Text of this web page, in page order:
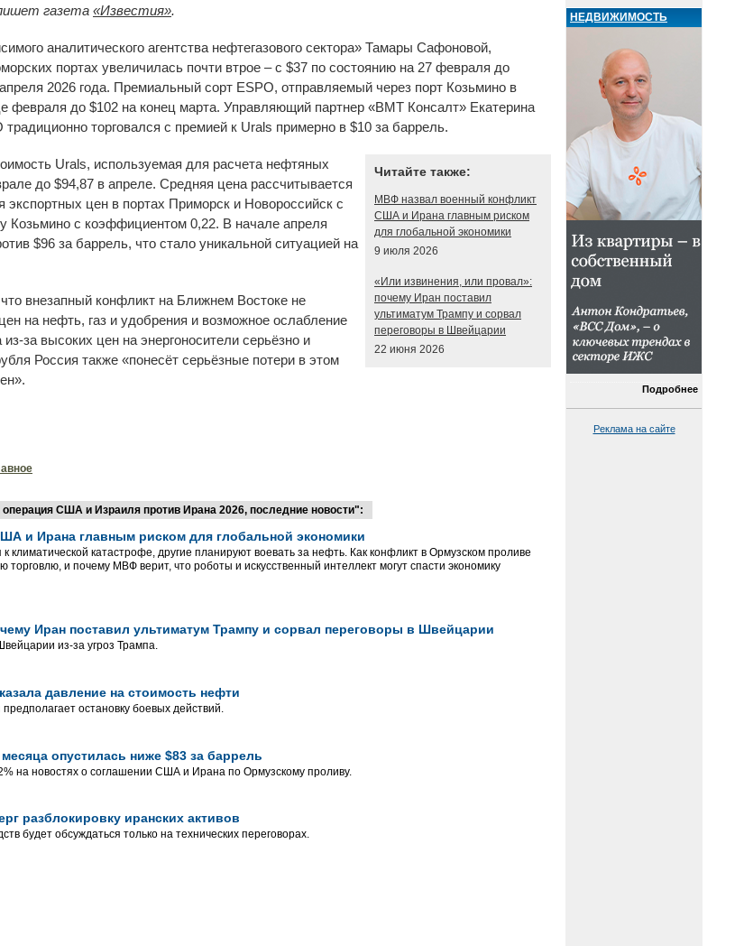
газета «Известия».
аналитического агентства нефтегазового сектора» Тамары Сафоновой,
портах увеличилась почти втрое – с $37 по состоянию на 27 февраля до
2026 года. Премиальный сорт ESPO, отправляемый через порт Козьмино в
февраля до $102 на конец марта. Управляющий партнер «ВМТ Консалт» Екатерина
торговался с премией к Urals примерно в $10 за баррель.
Читайте также:
МВФ назвал военный конфликт
США и Ирана главным риском
для глобальной экономики
9 июля 2026
«Или извинения, или провал»:
почему Иран поставил
ультиматум Трампу и сорвал
переговоры в Швейцарии
22 июня 2026
Urals, используемая для расчета нефтяных
до $94,87 в апреле. Средняя цена рассчитывается
экспортных цен в портах Приморск и Новороссийск с
Козьмино с коэффициентом 0,22. В начале апреля
$96 за баррель, что стало уникальной ситуацией на
внезапный конфликт на Ближнем Востоке не
на нефть, газ и удобрения и возможное ослабление
за высоких цен на энергоносители серьёзно и
Россия также «понесёт серьёзные потери в этом
США и Израиля против Ирана 2026, последние новости":
и Ирана главным риском для глобальной экономики
к климатической катастрофе, другие планируют воевать за нефть. Как конфликт в Ормузском проливе
торговлю, и почему МВФ верит, что роботы и искусственный интеллект могут спасти экономику
Иран поставил ультиматум Трампу и сорвал переговоры в Швейцарии
из-за угроз Трампа.
давление на стоимость нефти
остановку боевых действий.
опустилась ниже $83 за баррель
на новостях о соглашении США и Ирана по Ормузскому проливу.
разблокировку иранских активов
будет обсуждаться только на технических переговорах.
НЕДВИЖИМОСТЬ
Подробнее
Реклама на сайте